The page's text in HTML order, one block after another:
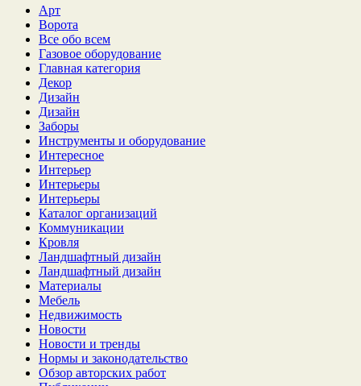
Арт
Ворота
Все обо всем
Газовое оборудование
Главная категория
Декор
Дизайн
Дизайн
Заборы
Инструменты и оборудование
Интересное
Интерьер
Интерьеры
Интерьеры
Каталог организаций
Коммуникации
Кровля
Ландшафтный дизайн
Ландшафтный дизайн
Материалы
Мебель
Недвижимость
Новости
Новости и тренды
Нормы и законодательство
Обзор авторских работ